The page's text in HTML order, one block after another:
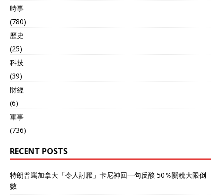
時事
(780)
歷史
(25)
科技
(39)
財經
(6)
軍事
(736)
RECENT POSTS
特朗普罵加拿大「令人討厭」卡尼神回一句反酸 50％關稅大限倒
數